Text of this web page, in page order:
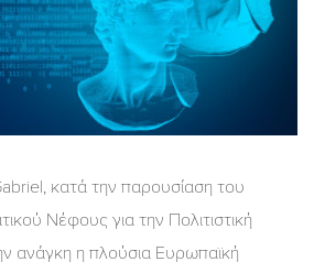
κατά την παρουσίαση του
Νέφους για την Πολιτιστική
ανάγκη η πλούσια Ευρωπαϊκή